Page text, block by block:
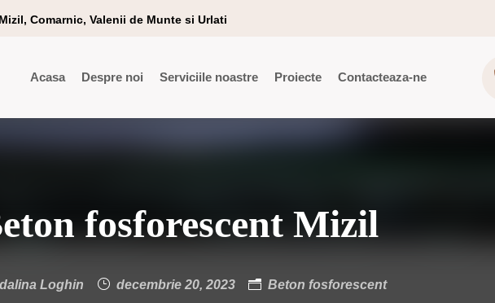
Comarnic, Valenii de Munte si Urlati
Acasa Despre noi Serviciile noastre Proiecte Contacteaza-ne
fosforescent Mizil
Loghin decembrie 20, 2023 Beton fosforescent